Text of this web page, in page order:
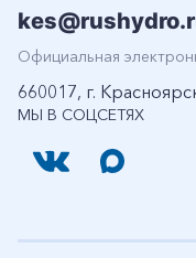
МЫ В СОЦСЕТЯХ
Официальная
660017, г.